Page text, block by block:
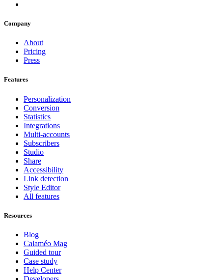
Company
About
Pricing
Press
Features
Personalization
Conversion
Statistics
Integrations
Multi-accounts
Subscribers
Studio
Share
Accessibility
Link detection
Style Editor
All features
Resources
Blog
Calaméo Mag
Guided tour
Case study
Help Center